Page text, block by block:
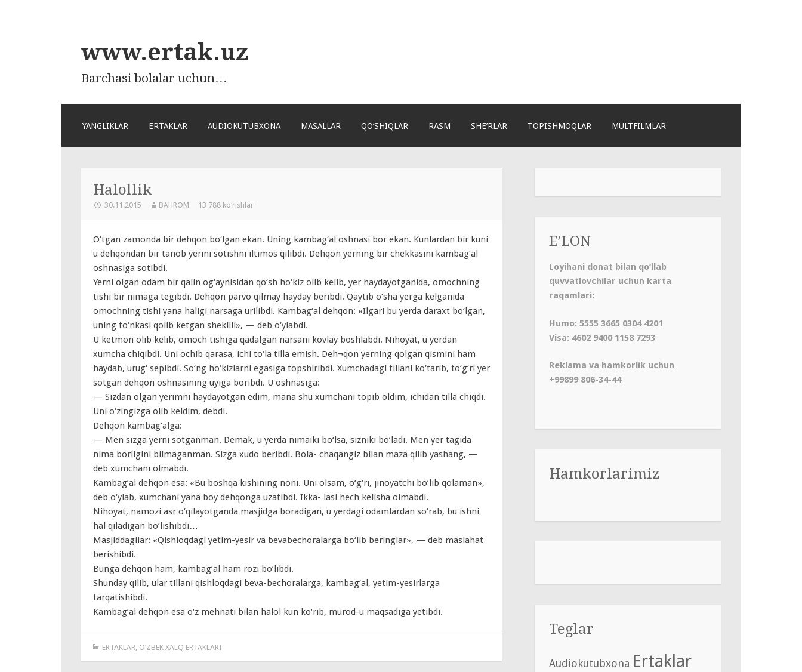
www.ertak.uz
Barchasi bolalar uchun…
СОДЕРЖАНИЮ
YANGLIKLAR ERTAKLAR AUDIOKUTUBXONA MASALLAR QO‘SHIQLAR RASM SHE’RLAR TOPISHMOQLAR MULTFILMLAR
Halollik
30.11.2015 BAHROM 13 788 ko‘rishlar
O‘tgan zamonda bir dehqon bo‘lgan ekan. Uning kambag‘al oshnasi bor ekan. Kunlardan bir kuni
u dehqondan bir tanob yerini sotishni iltimos qilibdi. Dehqon yerning bir chekkasini kambag‘al
oshnasiga sotibdi.
Yerni olgan odam bir qalin og‘aynisidan qo‘sh ho‘kiz olib kelib, yer haydayotganida, omochning
tishi bir nimaga tegibdi. Dehqon parvo qilmay hayday beribdi. Qaytib o‘sha yerga kelganida
omochning tishi yana haligi narsaga urilibdi. Kambag‘al dehqon: «Ilgari bu yerda daraxt bo‘lgan,
uning to‘nkasi qolib ketgan shekilli», — deb o‘ylabdi.
U ketmon olib kelib, omoch tishiga qadalgan narsani kovlay boshlabdi. Nihoyat, u yerdan
xumcha chiqibdi. Uni ochib qarasa, ichi to‘la tilla emish. Deh¬qon yerning qolgan qismini ham
haydab, urug‘ sepibdi. So‘ng ho‘kizlarni egasiga topshiribdi. Xumchadagi tillani ko‘tarib, to‘g‘ri yer
sotgan dehqon oshnasining uyiga boribdi. U oshnasiga:
— Sizdan olgan yerimni haydayotgan edim, mana shu xumchani topib oldim, ichidan tilla chiqdi.
Uni o‘zingizga olib keldim, debdi.
Dehqon kambag‘alga:
— Men sizga yerni sotganman. Demak, u yerda nimaiki bo‘lsa, sizniki bo‘ladi. Men yer tagida
nima borligini bilmaganman. Sizga xudo beribdi. Bola- chaqangiz bilan maza qilib yashang, —
deb xumchani olmabdi.
Kambag‘al dehqon esa: «Bu boshqa kishining noni. Uni olsam, o‘g‘ri, jinoyatchi bo‘lib qolaman»,
deb o‘ylab, xumchani yana boy dehqonga uzatibdi. Ikka- lasi hech kelisha olmabdi.
Nihoyat, namozi asr o‘qilayotganda masjidga boradigan, u yerdagi odamlardan so‘rab, bu ishni
hal qiladigan bo‘lishibdi…
Masjiddagilar: «Qishloqdagi yetim-yesir va bevabechoralarga bo‘lib beringlar», — deb maslahat
berishibdi.
Bunga dehqon ham, kambag‘al ham rozi bo‘libdi.
Shunday qilib, ular tillani qishloqdagi beva-bechoralarga, kambag‘al, yetim-yesirlarga
tarqatishibdi.
Kambag‘al dehqon esa o‘z mehnati bilan halol kun ko‘rib, murod-u maqsadiga yetibdi.
ERTAKLAR O‘ZBEK XALQ ERTAKLARI
E’LON
Loyihani donat bilan qo‘llab
quvvatlovchilar uchun karta
raqamlari:
Humo: 5555 3665 0304 4201
Visa: 4602 9400 1158 7293
Reklama va hamkorlik uchun
+99899 806-34-44
Hamkorlarimiz
Teglar
Audiokutubxona Ertaklar